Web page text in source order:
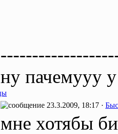
ну пачемууу
23.3.2009, 18:17 ·
мне хотябы